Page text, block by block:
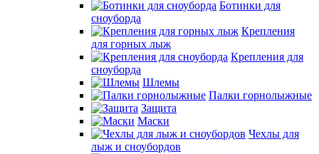
Ботинки для
сноуборда
Крепления
для горных лыж
Крепления для
сноуборда
Шлемы
Палки горнолыжные
Защита
Маски
Чехлы для
лыж и сноубордов